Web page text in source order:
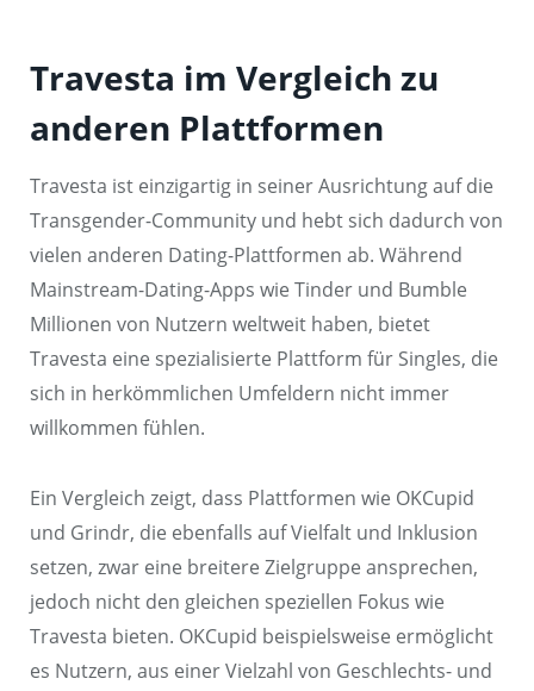
Travesta im Vergleich zu
anderen Plattformen
Travesta ist einzigartig in seiner Ausrichtung auf die
Transgender-Community und hebt sich dadurch von
vielen anderen Dating-Plattformen ab. Während
Mainstream-Dating-Apps wie Tinder und Bumble
Millionen von Nutzern weltweit haben, bietet
Travesta eine spezialisierte Plattform für Singles, die
sich in herkömmlichen Umfeldern nicht immer
willkommen fühlen.
Ein Vergleich zeigt, dass Plattformen wie OKCupid
und Grindr, die ebenfalls auf Vielfalt und Inklusion
setzen, zwar eine breitere Zielgruppe ansprechen,
jedoch nicht den gleichen speziellen Fokus wie
Travesta bieten. OKCupid beispielsweise ermöglicht
es Nutzern, aus einer Vielzahl von Geschlechts- und